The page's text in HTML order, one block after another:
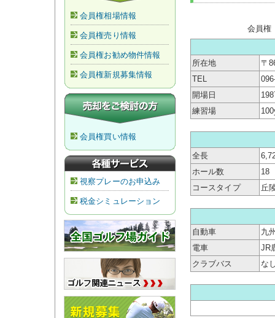
会員権相場情報
会員権売り情報
会員権お勧め物件情報
会員権新規募集情報
会員権買い情報
視察プレーのお申込み
税金シミュレーション
会員権
所在地
〒
TEL
開場日
練習場
全長
ホール数
18
コースタイプ
丘
自動車
九
電車
JR
クラブバス
な